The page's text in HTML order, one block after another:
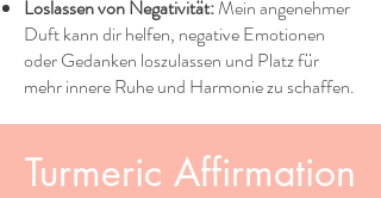
Loslassen von Negativität:Mein angenehmer
Duft kann dir helfen, negative Emotionen
oder Gedanken loszulassen und Platz für
mehr innere Ruhe und Harmonie zu schaffen.​
Turmeric Affirmation